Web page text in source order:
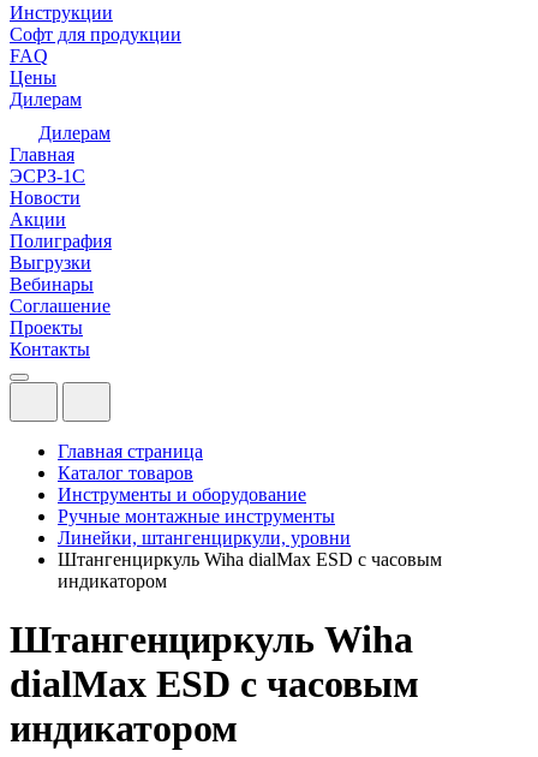
Инструкции
Софт для продукции
FAQ
Цены
Дилерам
Дилерам
Главная
ЭСРЗ-1С
Новости
Акции
Полиграфия
Выгрузки
Вебинары
Соглашение
Проекты
Контакты
Главная страница
Каталог товаров
Инструменты и оборудование
Ручные монтажные инструменты
Линейки, штангенциркули, уровни
Штангенциркуль Wiha dialMax ESD с часовым
индикатором
Штангенциркуль Wiha
dialMax ESD с часовым
индикатором